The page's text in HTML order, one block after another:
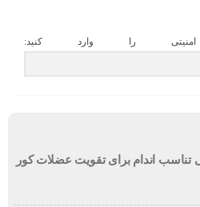
را وارد کنید:
تناسب اندام برای تقویت عضلات کور